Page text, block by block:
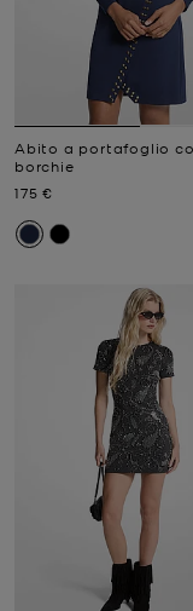
Abito a portafoglio
borchie
Prezzo attuale
175 €